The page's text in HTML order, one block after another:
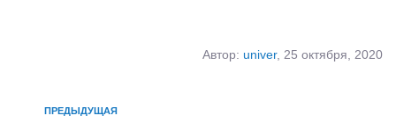
Автор: univer, 25 октября, 2020
ПРЕДЫДУЩАЯ